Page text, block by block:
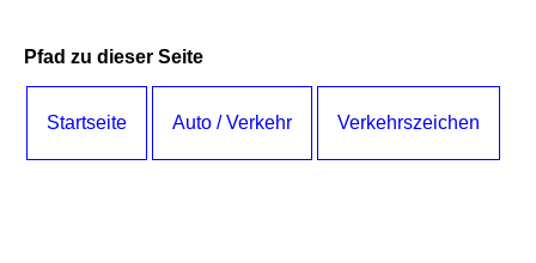
Pfad zu dieser Seite
Startseite Auto / Verkehr Verkehrszeichen